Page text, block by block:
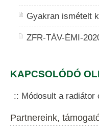
Gyakran ismételt
ZFR-TÁV-ÉMI-
KAPCSOLÓDÓ
Módosult a
Partnereink,